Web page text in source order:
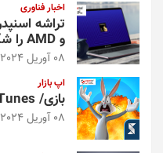
اخبار فناوری
و AMD را شکست داد
08 آوریل 2024
اپ بازار
بازی/ Looney Tunes؛ شهری بزرگ بسازید
08 آوریل 2024